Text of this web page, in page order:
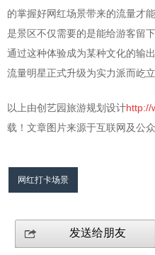
的掌握好网红场景带来的流量才
是景区不仅需要的是能给游客留
通过这种体验成为某种文化的输
流量明星正式升级为实力派而屹立
以上由创艺园旅游规划设计http://
载！文章图片来源于互联网及公
网红打卡场景
发送给朋友